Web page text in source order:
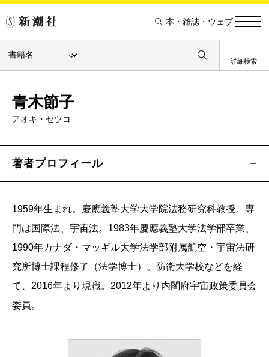
本・雑誌・ウェブ
詳細検索
青木節子
アオキ・セツコ
著者プロフィール
1959年生まれ。慶應義塾大学大学院法務研究科教授。専
門は国際法、宇宙法。1983年慶應義塾大学法学部卒業、
1990年カナダ・マッギル大学法学部附属航空・宇宙法研
究所博士課程修了（法学博士）。防衛大学校などを経
て、2016年より現職。2012年より内閣府宇宙政策委員会
委員。